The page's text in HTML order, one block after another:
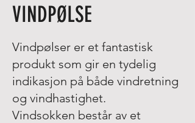
VINDPØLSE
Vindpølser er et fantastisk
produkt som gir en tydelig
indikasjon på både vindretning
og vindhastighet.
Vindsokken består av et